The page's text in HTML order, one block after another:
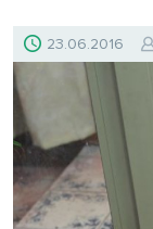
23.06.2016